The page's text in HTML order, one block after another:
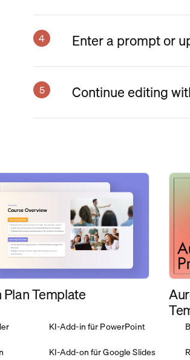
Enter a prompt or
Continue editing
Plan Template
KI-Add-in für PowerPoint
KI-Add-on für Google Slides